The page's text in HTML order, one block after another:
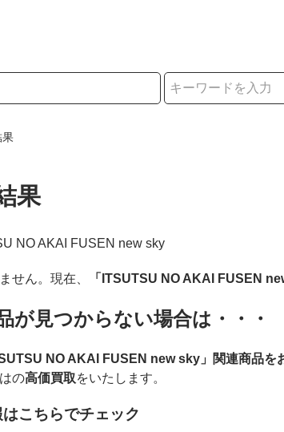
果
果
NO AKAI FUSEN new sky
せん。現在、 「ITSUTSU NO AKAI FUSEN
が見つからない場合は・・・
NO AKAI FUSEN new sky」関連商品を
の高価買取をいたします。
こちらでチェック